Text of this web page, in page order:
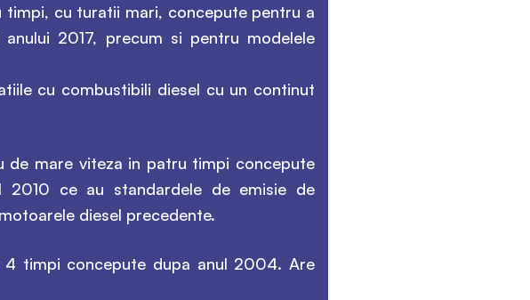
cu turatii mari, concepute pentru a
2017, precum si pentru modelele
cu combustibili diesel cu un continut
mare viteza in patru timpi concepute
2010 ce au standardele de emisie de
diesel precedente.
timpi concepute dupa anul 2004. Are